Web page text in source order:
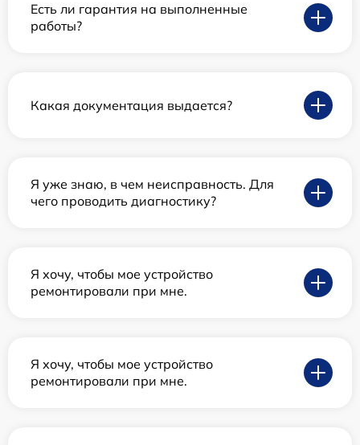
Есть ли гарантия на выполненные
работы?
Какая документация выдается?
Я уже знаю, в чем неисправность. Для
чего проводить диагностику?
Я хочу, чтобы мое устройство
ремонтировали при мне.
Я хочу, чтобы мое устройство
ремонтировали при мне.